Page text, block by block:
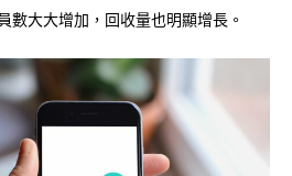
數大大增加，回收量也明顯增長。